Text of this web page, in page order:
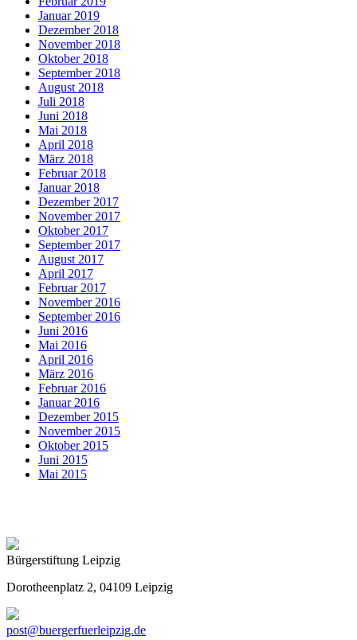
Januar 2019
Dezember 2018
November 2018
Oktober 2018
September 2018
August 2018
Juli 2018
Juni 2018
Mai 2018
April 2018
März 2018
Februar 2018
Januar 2018
Dezember 2017
November 2017
Oktober 2017
September 2017
August 2017
April 2017
Februar 2017
November 2016
September 2016
Juni 2016
Mai 2016
April 2016
März 2016
Februar 2016
Januar 2016
Dezember 2015
November 2015
Oktober 2015
Juni 2015
Mai 2015
Bürgerstiftung Leipzig
Dorotheenplatz 2, 04109 Leipzig
post@buergerfuerleipzig.de